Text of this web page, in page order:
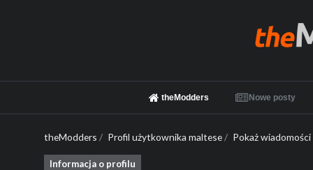
theModders Nowe posty
theModders / Profil użytkownika maltese/ Pokaż wiadomości
Informacja o profilu